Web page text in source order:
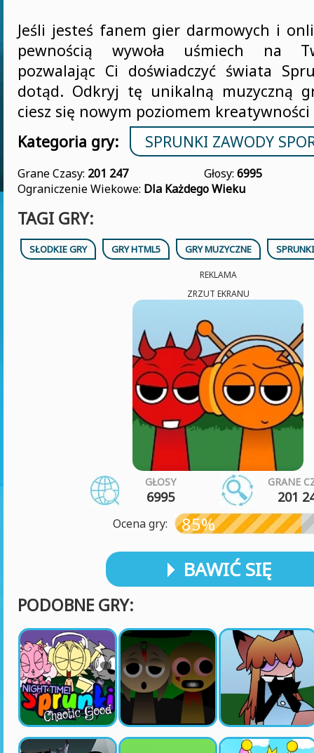
Jeśli jesteś fanem gier darmowych i
pewnością wywoła uśmiech na
pozwalając Ci doświadczyć świata
dotąd. Odkryj tę unikalną muzyczną
ciesz się nowym poziomem
Kategoria gry:
SPRUNKI ZAWODY
Grane Czasy: 201 247 Głosy: 6995
Ograniczenie Wiekowe: Dla Każdego Wieku
TAGI GRY:
SŁODKIE GRY GRY HTML5 GRY MUZYCZNE
REKLAMA
ZRZUT EKRANU
GŁOSY
6995
GRANE
201
Ocena gry: 85%
BAWIĆ SIĘ
PODOBNE GRY: